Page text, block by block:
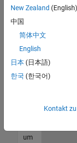
Stellen
können,
die
Ihren
entsprechen,
werden
unseres
um
New Zealand (English)
中国
简体中文
English
日本 (日本語)
한국 (한국어)
Kontakt